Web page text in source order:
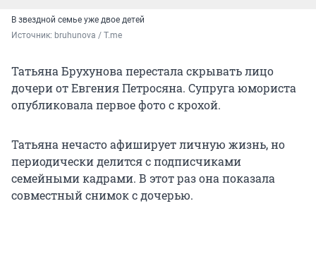
В звездной семье уже двое детей
Источник: bruhunova / T.me
Татьяна Брухунова перестала скрывать лицо
дочери от Евгения Петросяна. Супруга юмориста
опубликовала первое фото с крохой.
Татьяна нечасто афиширует личную жизнь, но
периодически делится с подписчиками
семейными кадрами. В этот раз она показала
совместный снимок с дочерью.